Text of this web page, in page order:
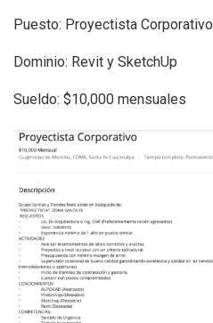
Puesto: Proyectista Corporativo
Dominio: Revit y SketchUp
Sueldo: $10,000 mensuales